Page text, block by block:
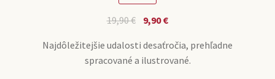
19,90€ 9,90€
Najdôležitejšie udalosti desaťročia, prehľadne
spracované a ilustrované.